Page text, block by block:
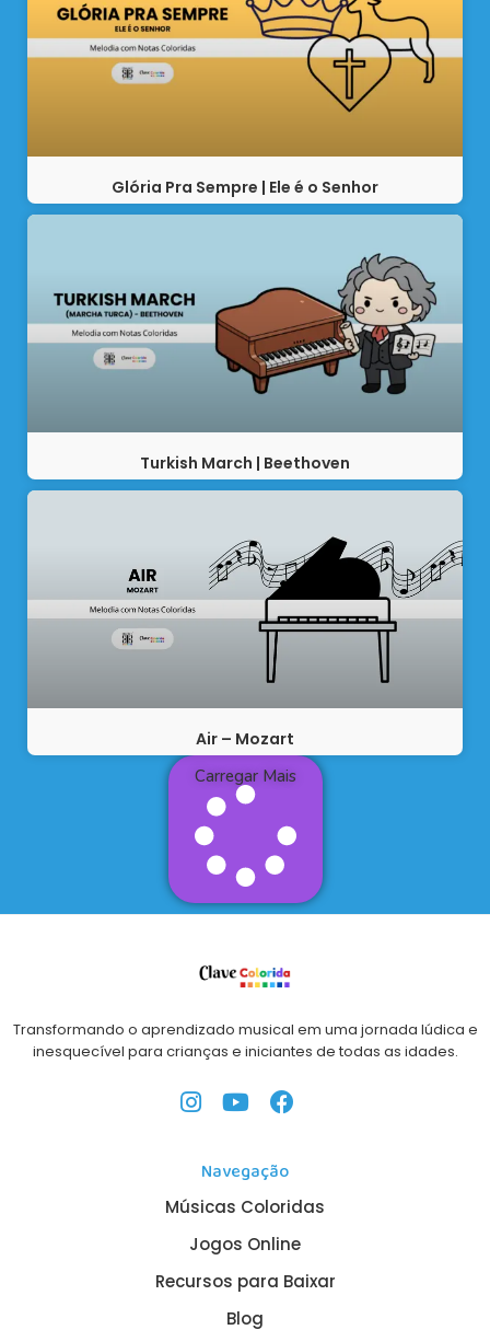
Glória Pra Sempre | Ele é o Senhor
Turkish March | Beethoven
Air – Mozart
Carregar Mais
Transformando o aprendizado musical em uma jornada lúdica e
inesquecível para crianças e iniciantes de todas as idades.
Navegação
Músicas Coloridas
Jogos Online
Recursos para Baixar
Blog